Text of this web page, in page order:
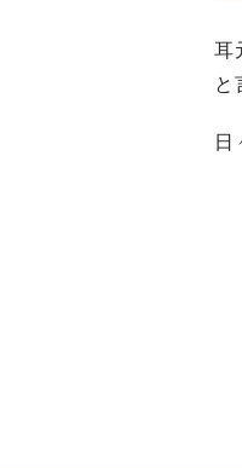
耳
と
日